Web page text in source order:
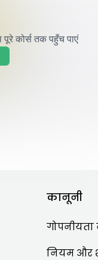
कोर्स तक पहुँच पाएं
कानूनी
गोपनीयता
नियम और